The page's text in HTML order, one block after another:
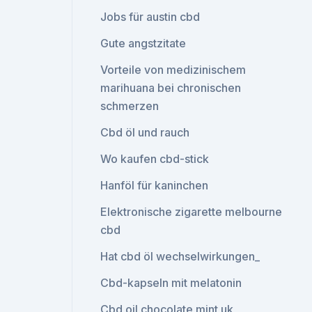
Jobs für austin cbd
Gute angstzitate
Vorteile von medizinischem
marihuana bei chronischen
schmerzen
Cbd öl und rauch
Wo kaufen cbd-stick
Hanföl für kaninchen
Elektronische zigarette melbourne
cbd
Hat cbd öl wechselwirkungen_
Cbd-kapseln mit melatonin
Cbd oil chocolate mint uk